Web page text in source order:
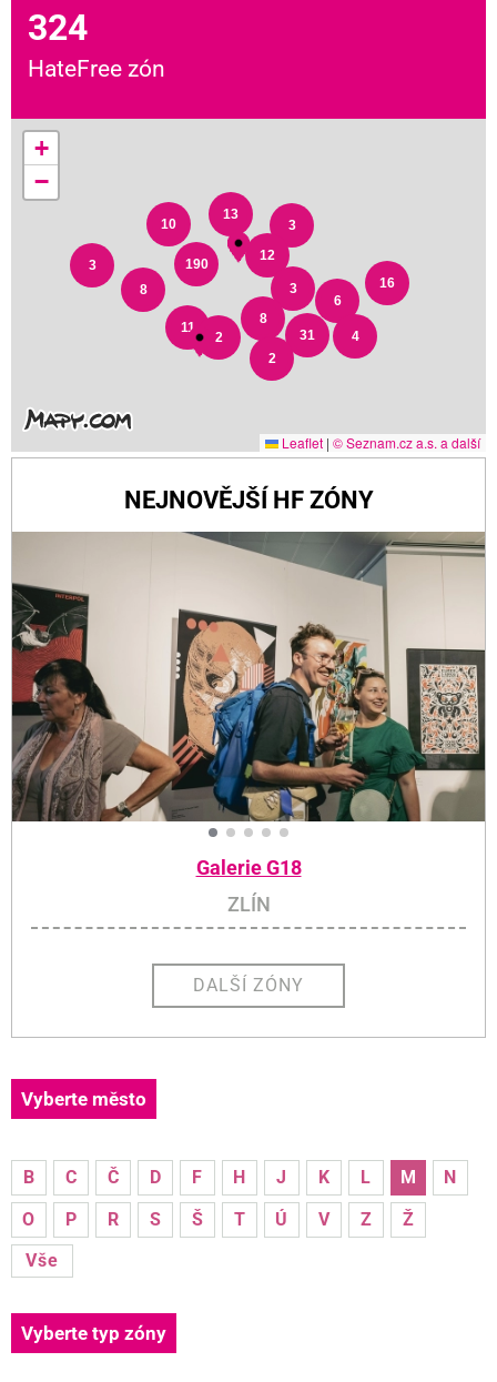
324
HateFree zón
3
2
16
2
6
4
8
31
3
3
13
12
10
8
11
190
+
−
Leaflet | © Seznam.cz a.s. a další
NEJNOVĚJŠÍ HF ZÓNY
Galerie G18
ZLÍN
DALŠÍ ZÓNY
Vyberte město
B C Č D F H J K L M
N
O
P R S Š T Ú V Z
Ž
Vše
Vyberte typ zóny